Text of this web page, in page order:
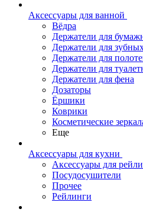
Аксессуары для ванной
Вёдра
Держатели для
Держатели для
Держатели для
Держатели для
Держатели для фена
Дозаторы
Ёршики
Коврики
Косметические
Еще
Аксессуары для кухни
Аксессуары для
Посудосушители
Прочее
Рейлинги